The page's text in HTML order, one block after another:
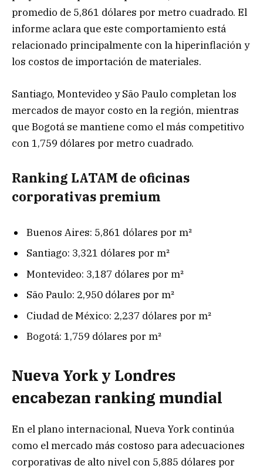
promedio de 5,861 dólares por metro cuadrado. El
informe aclara que este comportamiento está
relacionado principalmente con la hiperinflación y
los costos de importación de materiales.
Santiago, Montevideo y São Paulo completan los
mercados de mayor costo en la región, mientras
que Bogotá se mantiene como el más competitivo
con 1,759 dólares por metro cuadrado.
Ranking LATAM de oficinas
corporativas premium
Buenos Aires: 5,861 dólares por m²
Santiago: 3,321 dólares por m²
Montevideo: 3,187 dólares por m²
São Paulo: 2,950 dólares por m²
Ciudad de México: 2,237 dólares por m²
Bogotá: 1,759 dólares por m²
Nueva York y Londres
encabezan ranking mundial
En el plano internacional, Nueva York continúa
como el mercado más costoso para adecuaciones
corporativas de alto nivel con 5,885 dólares por